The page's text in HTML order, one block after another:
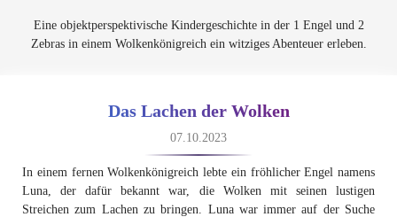
Eine objektperspektivische Kindergeschichte in der 1 Engel und 2
Zebras in einem Wolkenkönigreich ein witziges Abenteuer erleben.
Das Lachen der Wolken
07.10.2023
In einem fernen Wolkenkönigreich lebte ein fröhlicher Engel namens
Luna, der dafür bekannt war, die Wolken mit seinen lustigen
Streichen zum Lachen zu bringen. Luna war immer auf der Suche